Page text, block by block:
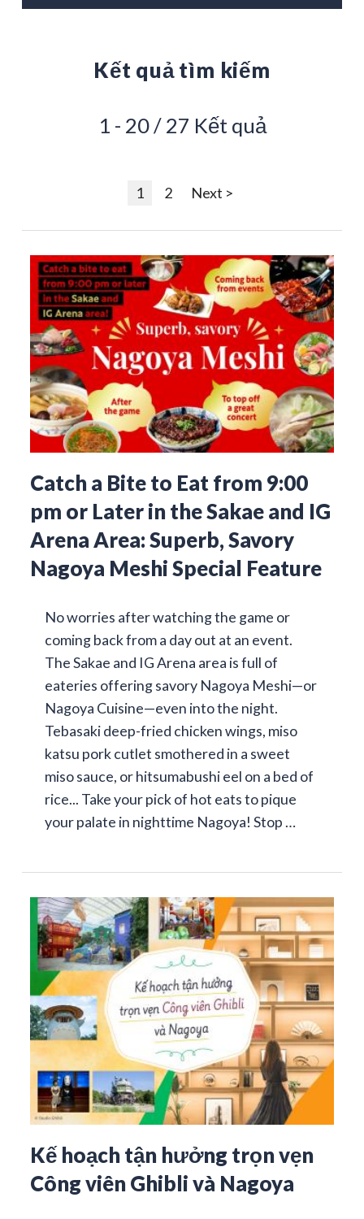
Kết quả tìm kiếm
1 - 20 / 27 Kết quả
1 2 Next >
Catch a Bite to Eat from 9:00
pm or Later in the Sakae and IG
Arena Area: Superb, Savory
Nagoya Meshi Special Feature
No worries after watching the game or
coming back from a day out at an event.
The Sakae and IG Arena area is full of
eateries offering savory Nagoya Meshi—or
Nagoya Cuisine—even into the night.
Tebasaki deep-fried chicken wings, miso
katsu pork cutlet smothered in a sweet
miso sauce, or hitsumabushi eel on a bed of
rice... Take your pick of hot eats to pique
your palate in nighttime Nagoya! Stop …
Kế hoạch tận hưởng trọn vẹn
Công viên Ghibli và Nagoya